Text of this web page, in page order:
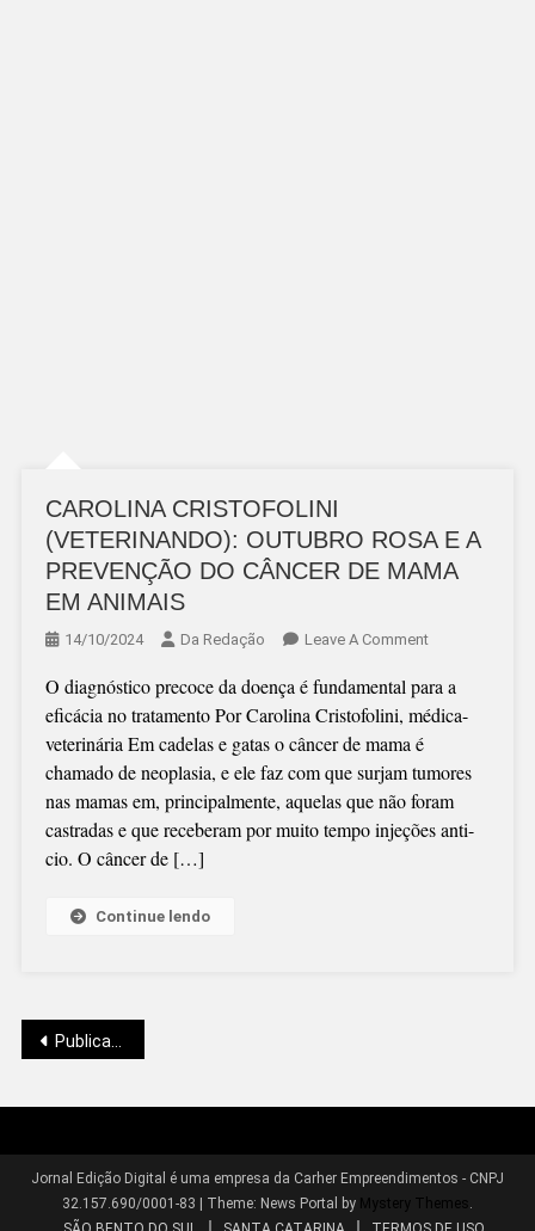
CAROLINA CRISTOFOLINI
(VETERINANDO): OUTUBRO ROSA E A
PREVENÇÃO DO CÂNCER DE MAMA
EM ANIMAIS
14/10/2024 Da Redação Leave A CommentOn
CRISTOFOLINI
ROSA
E
A
O diagnóstico precoce da doença é fundamental para a
eficácia no tratamento Por Carolina Cristofolini, médica-
veterinária Em cadelas e gatas o câncer de mama é
chamado de neoplasia, e ele faz com que surjam tumores
nas mamas em, principalmente, aquelas que não foram
castradas e que receberam por muito tempo injeções anti-
cio. O câncer de […]
Continue lendo
Navegação
por
Publicações mais antigas
Jornal Edição Digital é uma empresa da Carher Empreendimentos - CNPJ
32.157.690/0001-83 | Theme: News Portal by Mystery Themes .